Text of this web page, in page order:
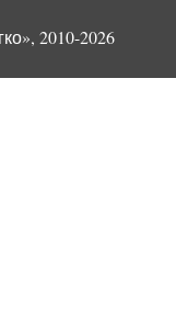
2010-2026